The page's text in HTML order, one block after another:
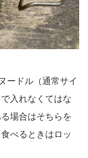
ードル（通常サイ
入れなくてはな
場合はそちらを
べるときはロッ